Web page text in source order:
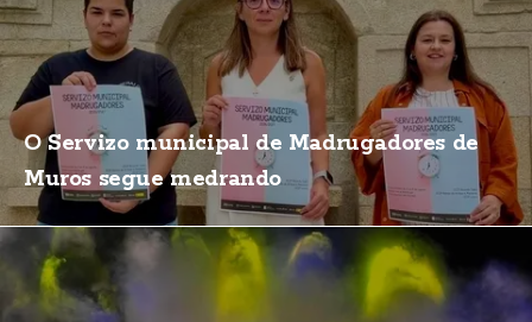
O Servizo municipal de Madrugadores de
Muros segue medrando